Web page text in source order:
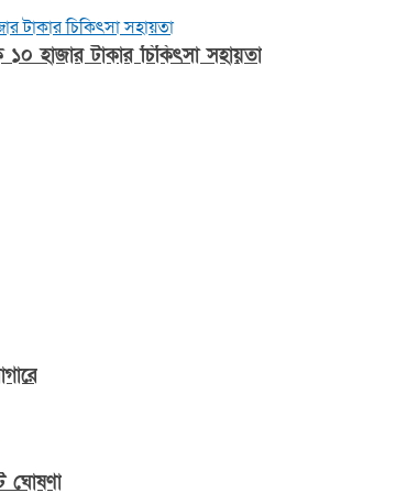
হাজার টাকার চিকিৎসা সহায়তা
ঘোষণা